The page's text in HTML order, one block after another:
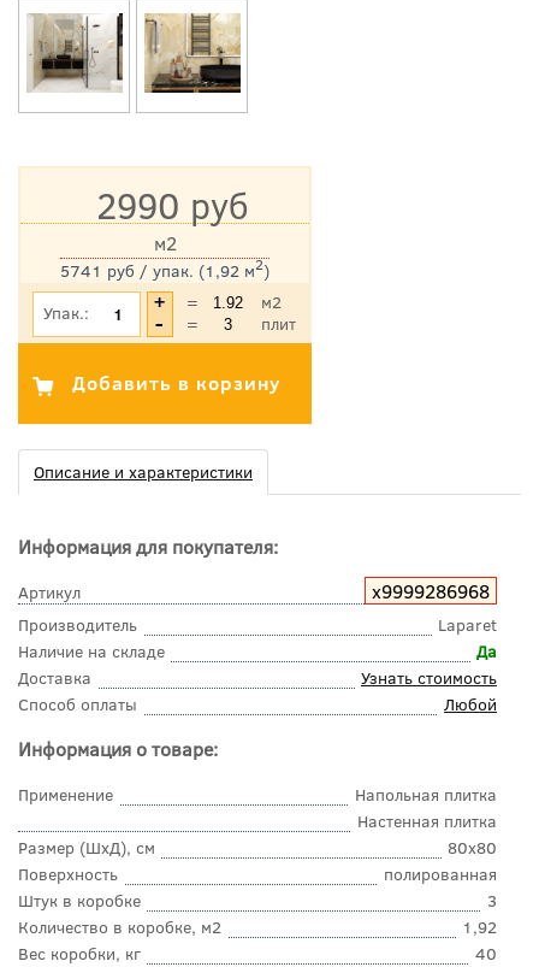
2990 руб
5741 руб / упак. (1,92 м2)
м2
*Цена указана с учетом НДС
Упак.: =
м2
=
плит
Описание и характеристики
Информация для покупателя:
Артикул х9999286968
Производитель
Laparet
Наличие на складе
Да
Доставка
Узнать стоимость
Способ оплаты
Любой
Информация о товаре:
Применение
Напольная плитка
Настенная плитка
Размер (ШхД), см
80x80
Поверхность
полированная
Штук в коробке
3
Количество в коробке, м2
1,92
Вес коробки, кг
40